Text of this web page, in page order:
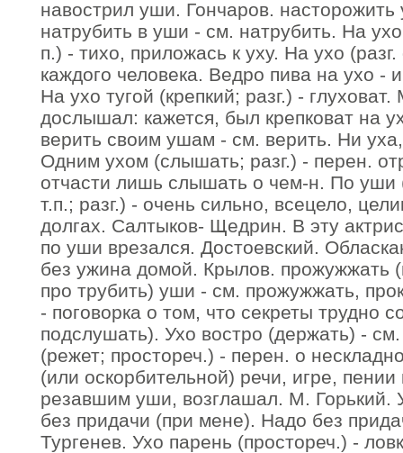
навострил уши. Гончаров.
натрубить в уши - см. натрубить. На
п.) - тихо, приложась к уху. На ухо
каждого человека. Ведро пива на ухо -
На ухо тугой (крепкий; разг.) -
дослышал: кажется, был крепковат на
верить своим ушам - см. верить. Ни
Одним ухом (слышать; разг.) - перен.
отчасти лишь слышать о чем-н. По уши
т.п.; разг.) - очень сильно, всецело,
долгах. Салтыков- Щедрин. В эту
по уши врезался. Достоевский.
без ужина домой. Крылов. прожужжать
про трубить) уши - см. прожужжать,
- поговорка о том, что секреты трудно
подслушать). Ухо востро (держать) -
(режет; простореч.) - перен. о
(или оскорбительной) речи, игре, пении
резавшим уши, возглашал. М. Горький.
без придачи (при мене). Надо без
Тургенев. Ухо парень (простореч.) -